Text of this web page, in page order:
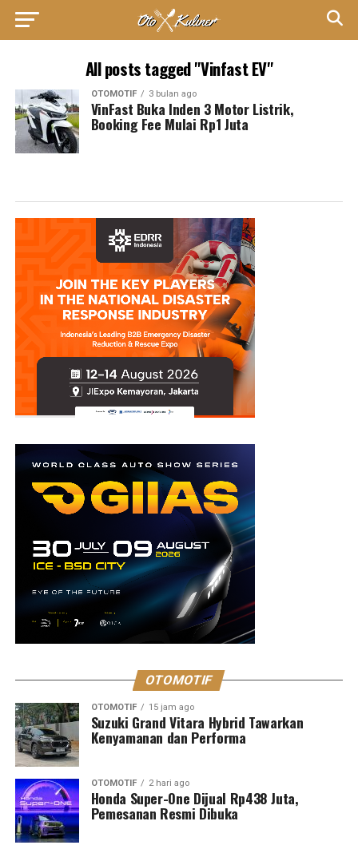
All posts tagged "Vinfast EV"
OTOMOTIF 3 bulan ago
VinFast Buka Inden 3 Motor Listrik,
Booking Fee Mulai Rp1 Juta
OTOMOTIF
OTOMOTIF 15 jam ago
Suzuki Grand Vitara Hybrid Tawarkan
Kenyamanan dan Performa
OTOMOTIF 2 hari ago
Honda Super-One Dijual Rp438 Juta,
Pemesanan Resmi Dibuka